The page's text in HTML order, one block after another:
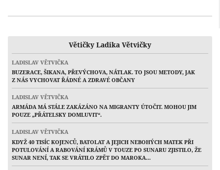
Větičky Ladika Větvičky
LADISLAV VĚTVIČKA
BUZERACE, ŠIKANA, PŘEVÝCHOVA, NÁTLAK. TO JSOU METODY, JAK
Z NÁS VYCHOVAT ŘÁDNÉ A ZDRAVÉ OBČANY
LADISLAV VĚTVIČKA
ARMÁDA MÁ STÁLE ZAKÁZÁNO NA MIGRANTY ÚTOČIT. MOHOU JIM
POUZE „PŘÁTELSKY DOMLUVIT“.
LADISLAV VĚTVIČKA
KDYŽ 40 TISÍC KOJENCŮ, BATOLAT A JEJICH NEBOHÝCH MATEK PŘI
POTULOVÁNÍ A RABOVÁNÍ KRÁMŮ V TOUZE PO SUNARU ZJISTILO, ŽE
SUNAR NENÍ, TAK SE VRÁTILO ZPĚT DO MAROKA…